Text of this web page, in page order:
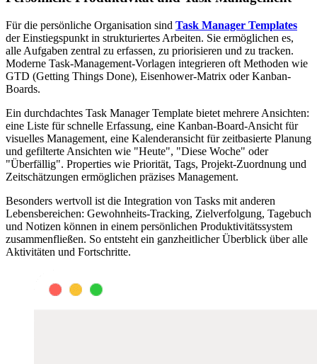
Für die persönliche Organisation sind Task Manager Templates
der Einstiegspunkt in strukturiertes Arbeiten. Sie ermöglichen es,
alle Aufgaben zentral zu erfassen, zu priorisieren und zu tracken.
Moderne Task-Management-Vorlagen integrieren oft Methoden wie
GTD (Getting Things Done), Eisenhower-Matrix oder Kanban-
Boards.
Ein durchdachtes Task Manager Template bietet mehrere Ansichten:
eine Liste für schnelle Erfassung, eine Kanban-Board-Ansicht für
visuelles Management, eine Kalenderansicht für zeitbasierte Planung
und gefilterte Ansichten wie "Heute", "Diese Woche" oder
"Überfällig". Properties wie Priorität, Tags, Projekt-Zuordnung und
Zeitschätzungen ermöglichen präzises Management.
Besonders wertvoll ist die Integration von Tasks mit anderen
Lebensbereichen: Gewohnheits-Tracking, Zielverfolgung, Tagebuch
und Notizen können in einem persönlichen Produktivitätssystem
zusammenfließen. So entsteht ein ganzheitlicher Überblick über alle
Aktivitäten und Fortschritte.